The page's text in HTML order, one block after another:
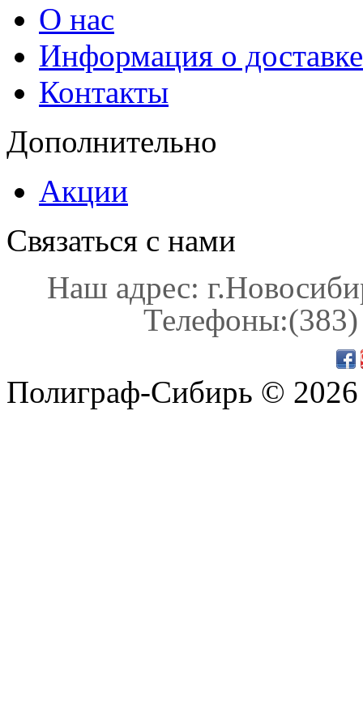
О нас
Информация о доставке
Контакты
Дополнительно
Акции
Связаться с нами
Наш адрес:
Полиграф-Сибирь © 2026